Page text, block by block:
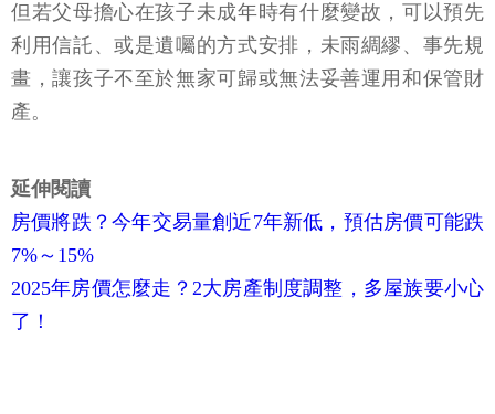
但若父母擔心在孩子未成年時有什麼變故，可以預先
利用信託、或是遺囑的方式安排，未雨綢繆、事先規
畫，讓孩子不至於無家可歸或無法妥善運用和保管財
產。
延伸閱讀
房價將跌？今年交易量創近7年新低，預估房價可能跌
7%～15%
2025年房價怎麼走？2大房產制度調整，多屋族要小心
了！